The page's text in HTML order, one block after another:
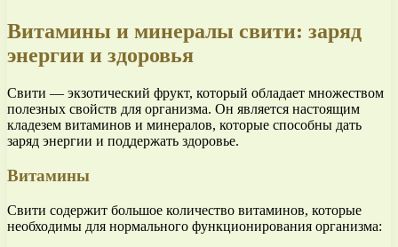
Витамины и минералы свити: заряд
энергии и здоровья
Свити — экзотический фрукт, который обладает множеством
полезных свойств для организма. Он является настоящим
кладезем витаминов и минералов, которые способны дать
заряд энергии и поддержать здоровье.
Витамины
Свити содержит большое количество витаминов, которые
необходимы для нормального функционирования организма: